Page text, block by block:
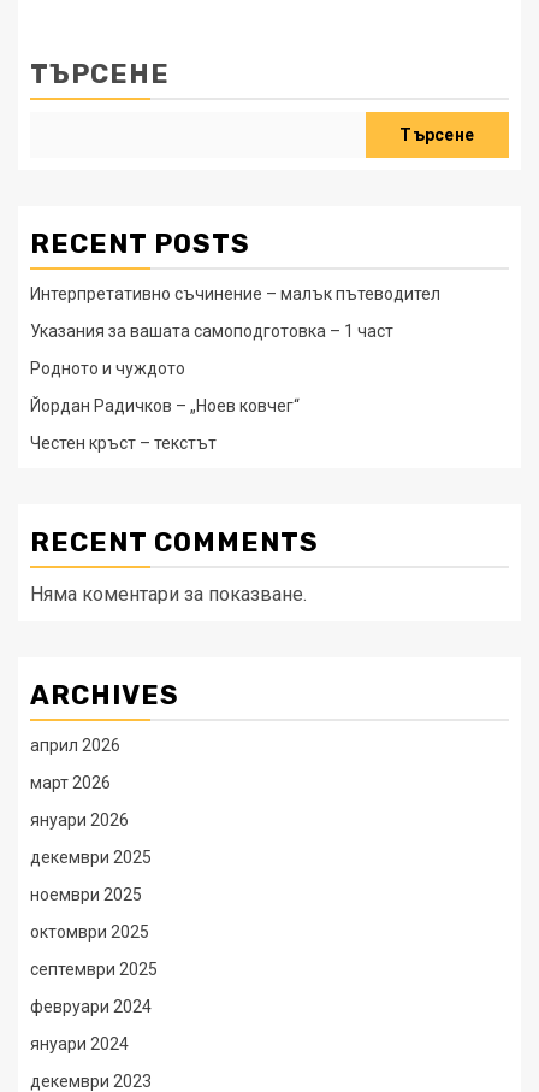
ТЪРСЕНЕ
Търсене
RECENT POSTS
Интерпретативно съчинение – малък пътеводител
Указания за вашата самоподготовка – 1 част
Родното и чуждото
Йордан Радичков – „Ноев ковчег“
Честен кръст – текстът
RECENT COMMENTS
Няма коментари за показване.
ARCHIVES
април 2026
март 2026
януари 2026
декември 2025
ноември 2025
октомври 2025
септември 2025
февруари 2024
януари 2024
декември 2023